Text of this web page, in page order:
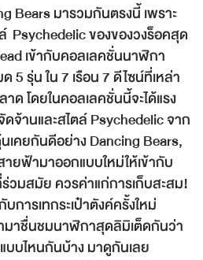
Bears มารวมกันตรงนี้ เพราะ
Psychedelic ของของวงร็อคสุด
เข้ากับคอลเลคชั่นนาฬิกา
5 รุ่น ใน 7 เรือน 7 ดีไซน์ที่เหล่า
ด โดยในคอลเลคชั่นนี้จะได้แรง
จ้านและสไตล์ Psychedelic จาก
คยกันดีอย่าง Dancing Bears,
ยฟ้ามาออกแบบใหม่ให้เข้ากับ
วมสมัย ควรค่าแก่การเก็บสะสม!
การเทกระเป๋าตังค์ครั้งใหม่
มาชื่นชมนาฬิกาสุดลิมิเต็ดกันว่า
บบไหนกันบ้าง มาดูกันเลย